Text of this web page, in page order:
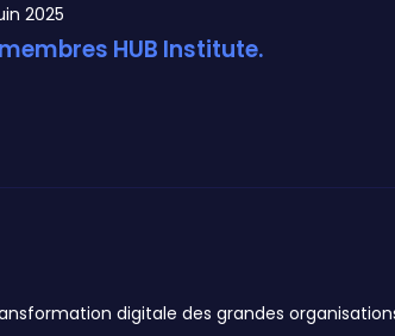
2025
HUB Institute.
digitale des grandes